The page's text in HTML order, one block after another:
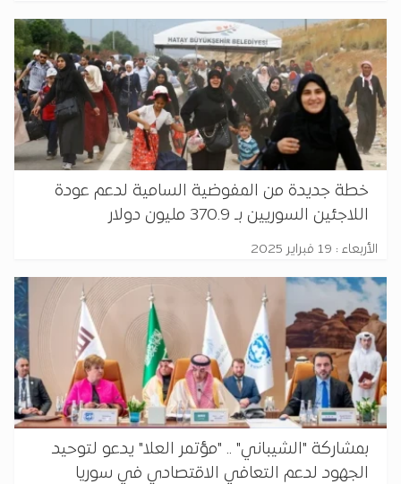
خطة جديدة من المفوضية السامية لدعم عودة
اللاجئين السوريين بـ 370.9 مليون دولار
الأربعاء : 19 فبراير 2025
بمشاركة "الشيباني" .. "مؤتمر العلا" يدعو لتوحيد
الجهود لدعم التعافي الاقتصادي في سوريا